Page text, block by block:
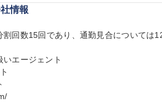
情報
回数15回であり、通勤見合については
エージェント